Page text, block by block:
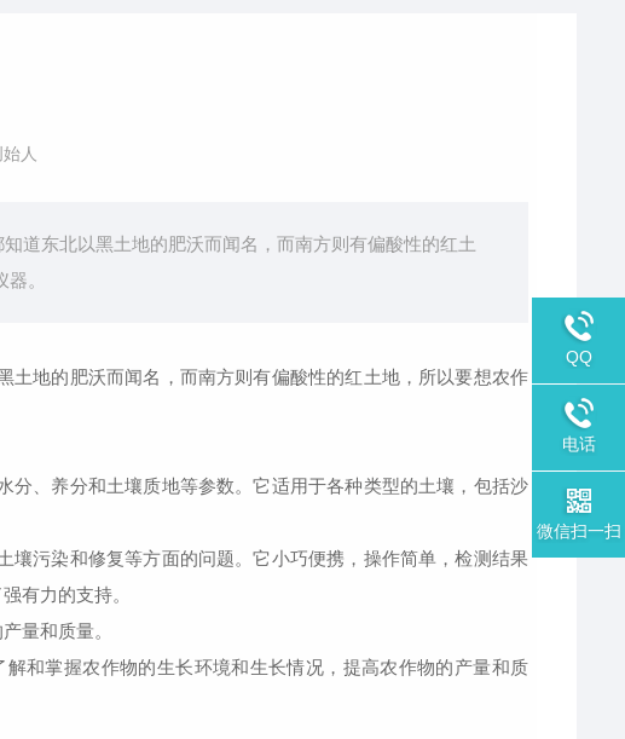
人
道东北以黑土地的肥沃而闻名，而南方则有偏酸性的红土
。
地的肥沃而闻名，而南方则有偏酸性的红土地，所以要想农作
、养分和土壤质地等参数。它适用于各种类型的土壤，包括沙
污染和修复等方面的问题。它小巧便携，操作简单，检测结果
有力的支持。
量和质量。
和掌握农作物的生长环境和生长情况，提高农作物的产量和质
QQ
电话
微信扫一扫